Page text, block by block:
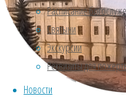
Расписание
Святыни
Экскурсии
Реквизиты для
Новости